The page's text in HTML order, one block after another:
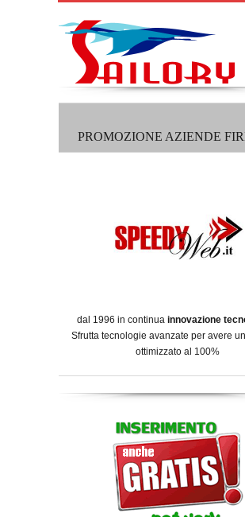
PROMOZIONE AZIENDE
dal 1996 in continua innovazione
Sfrutta tecnologie avanzate per avere
ottimizzato al 100%